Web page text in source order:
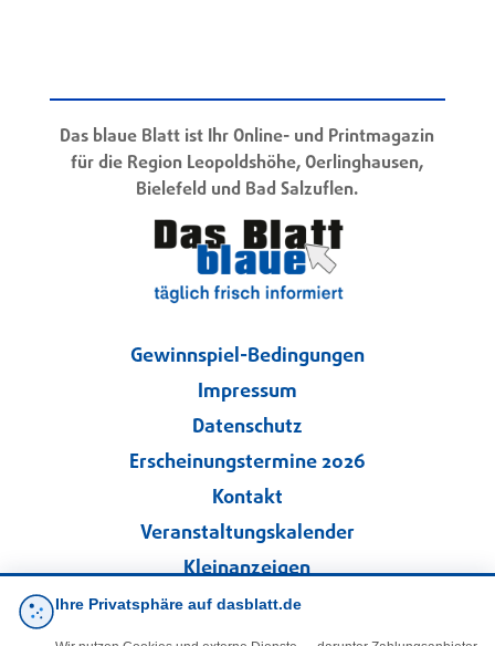
Das blaue Blatt ist Ihr Online- und Printmagazin
für die Region Leopoldshöhe, Oerlinghausen,
Bielefeld und Bad Salzuflen.
Gewinnspiel-Bedingungen
Impressum
Datenschutz
Erscheinungstermine 2026
Kontakt
Veranstaltungskalender
Kleinanzeigen
Ihre Privatsphäre auf dasblatt.de